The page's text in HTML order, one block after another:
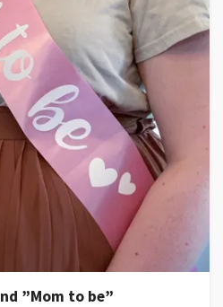
”Mom to be”